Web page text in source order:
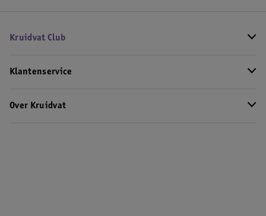
Kruidvat Club
Klantenservice
Over Kruidvat